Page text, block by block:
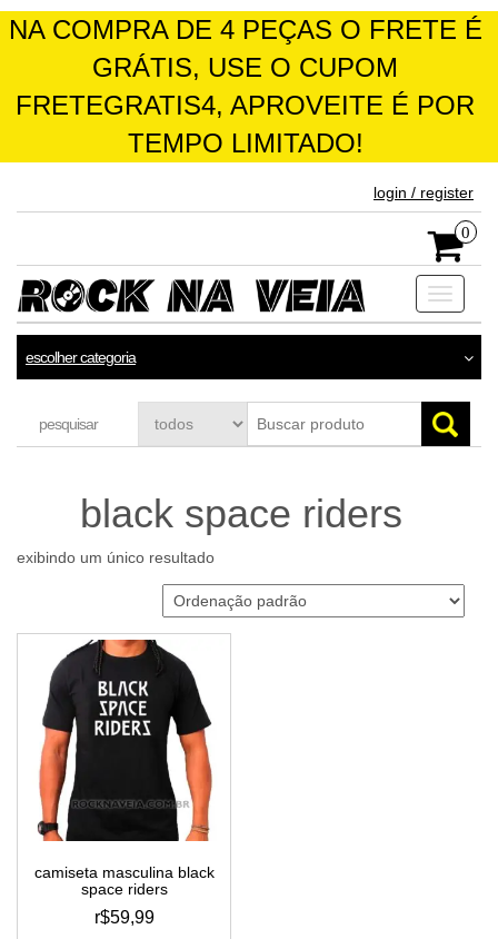
NA COMPRA DE 4 PEÇAS O FRETE É
GRÁTIS, USE O CUPOM
FRETEGRATIS4, APROVEITE É POR
TEMPO LIMITADO!
login / register
0
Toggle
escolher categoria
pesquisar
black space riders
exibindo um único resultado
camiseta masculina black
space riders
r$59,99